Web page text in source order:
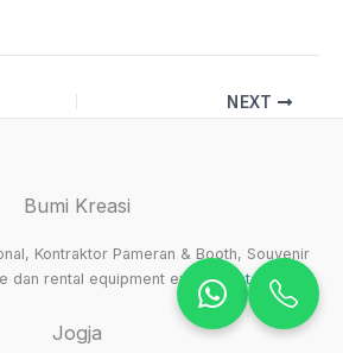
NEXT
Bumi Kreasi
Kontraktor Pameran & Booth, Souvenir
dan rental equipment event.Tentang kami.
Jogja